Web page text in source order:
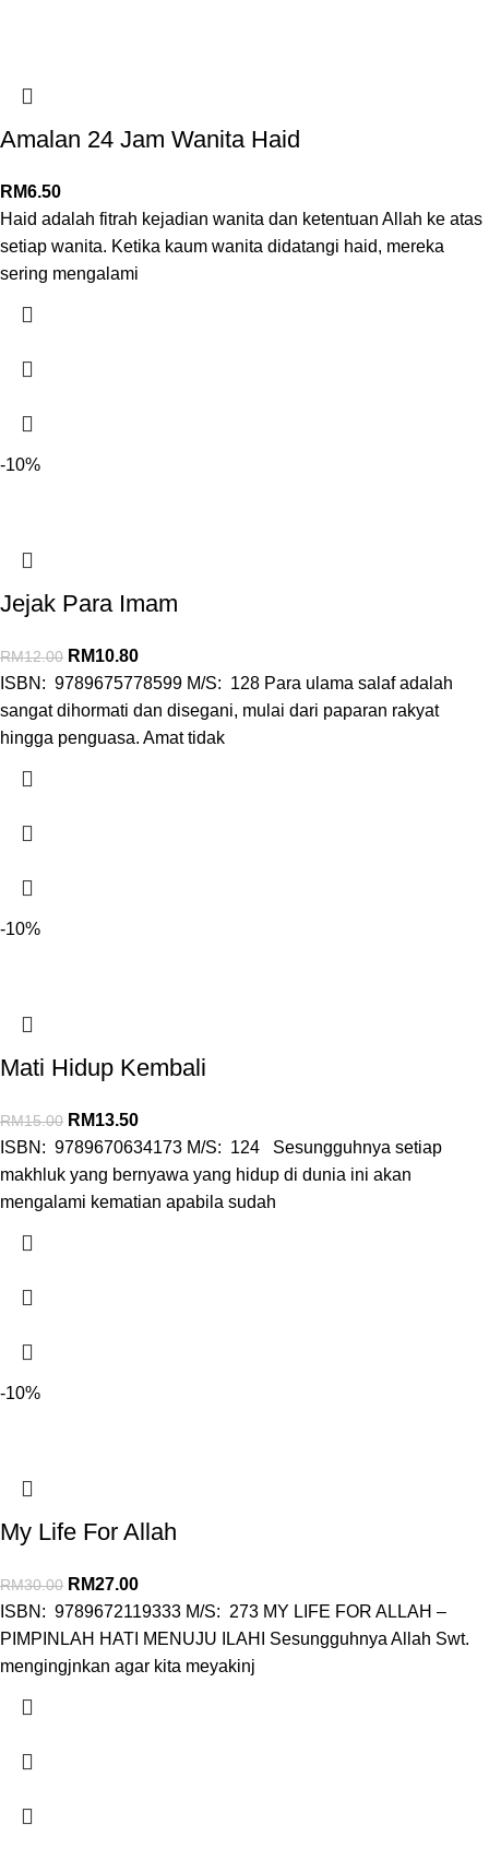
Amalan 24 Jam Wanita Haid
RM6.50
Haid adalah fitrah kejadian wanita dan ketentuan Allah ke atas
setiap wanita. Ketika kaum wanita didatangi haid, mereka
sering mengalami
-10%
Jejak Para Imam
RM12.00 RM10.80
ISBN: 9789675778599 M/S: 128 Para ulama salaf adalah
sangat dihormati dan disegani, mulai dari paparan rakyat
hingga penguasa. Amat tidak
-10%
Mati Hidup Kembali
RM15.00 RM13.50
ISBN: 9789670634173 M/S: 124 Sesungguhnya setiap
makhluk yang bernyawa yang hidup di dunia ini akan
mengalami kematian apabila sudah
-10%
My Life For Allah
RM30.00 RM27.00
ISBN: 9789672119333 M/S: 273 MY LIFE FOR ALLAH –
PIMPINLAH HATI MENUJU ILAHI Sesungguhnya Allah Swt.
mengingjnkan agar kita meyakinj